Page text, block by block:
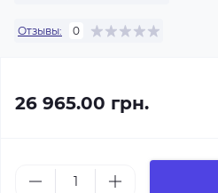
Отзывы: 0
26 965.00 грн.